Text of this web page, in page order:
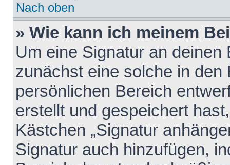
Nach oben
» Wie kann ich meinem
Um eine Signatur an
zunächst eine solche in den
persönlichen Bereich
erstellt und gespeichert
Kästchen „Signatur
Signatur auch hinzufügen,